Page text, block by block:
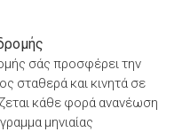
σάς προσφέρει την
σταθερά και κινητά σε
κάθε φορά ανανέωση
μηνιαίας